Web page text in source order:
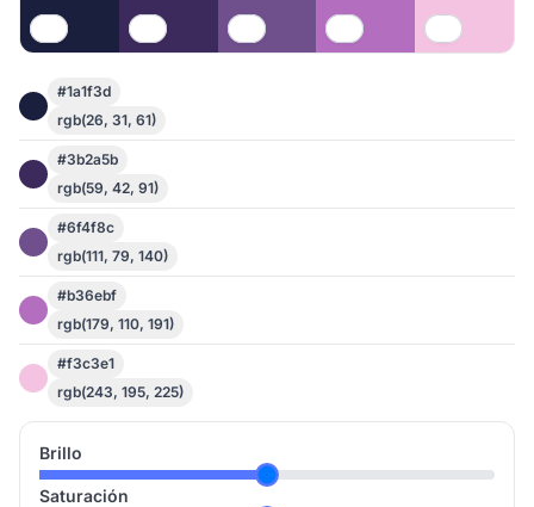
#1a1f3d
rgb(26, 31, 61)
#3b2a5b
rgb(59, 42, 91)
#6f4f8c
rgb(111, 79, 140)
#b36ebf
rgb(179, 110, 191)
#f3c3e1
rgb(243, 195, 225)
Brillo
Saturación